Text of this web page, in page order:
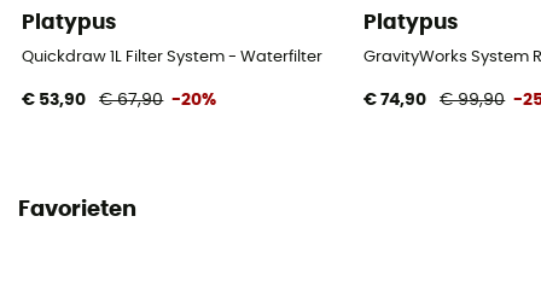
Platypus
Quickdraw 1L Filter System - Waterfilter
€ 53,90 € 67,90 -20%
Platypus
GravityWorks System
€ 74,90 € 99,90 -
Favorieten